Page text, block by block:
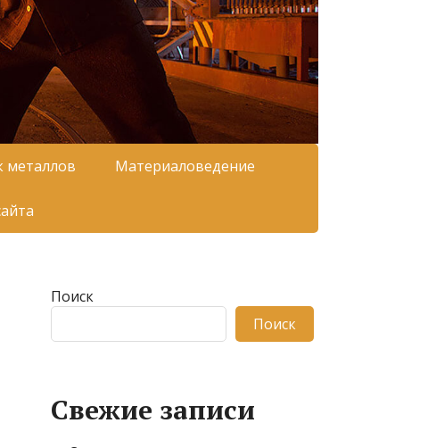
металлов Материаловедение
Поиск
Поиск
Свежие записи